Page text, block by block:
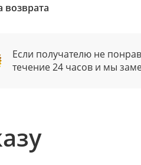
возврата
Если получателю не
течение 24 часов и мы